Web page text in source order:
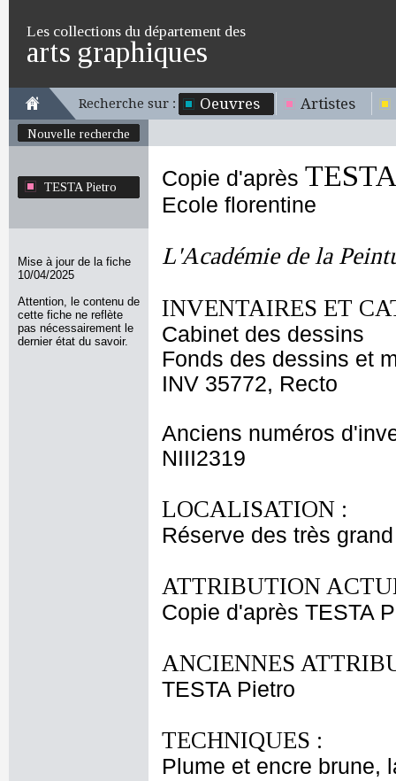
Les collections du département des
arts graphiques
Recherche sur : Oeuvres Artistes
Nouvelle recherche
TESTA Pietro
Mise à jour de la fiche
10/04/2025
Attention, le contenu de
cette fiche ne reflète
pas nécessairement le
dernier état du savoir.
Copie d'après
Ecole florentine
L'Académie de la
INVENTAIRES ET
Cabinet des dessins
Fonds des dessins et
INV 35772, Recto
Anciens numéros
NIII2319
LOCALISATION :
Réserve des très
ATTRIBUTION
Copie d'après TESTA
ANCIENNES
TESTA Pietro
TECHNIQUES :
Plume et encre brune,